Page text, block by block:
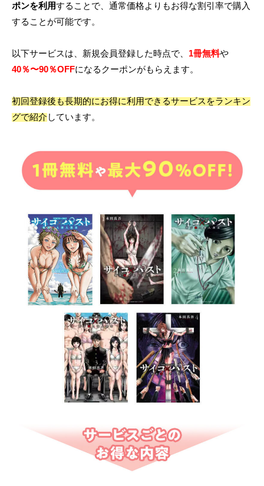
ポンを利用することで、通常価格よりもお得な割引率で購入
することが可能です。
以下サービスは、新規会員登録した時点で、 1冊無料や
40％〜90％OFFになるクーポンがもらえます。
初回登録後も長期的にお得に利用できるサービスをランキン
グで紹介 しています。